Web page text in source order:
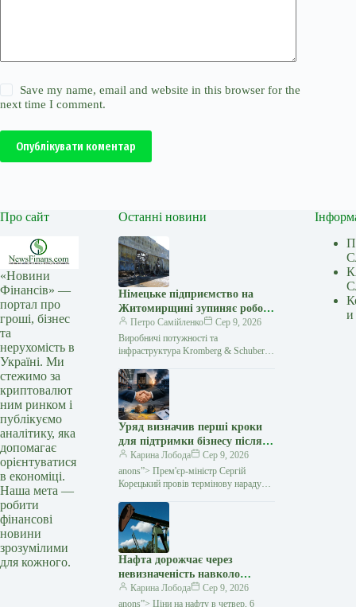
Save my name, email and website in this browser for the
next time I comment.
Опублікувати коментар
Про сайт
«Новини
Фінансів» —
портал про
гроші, бізнес
та
нерухомість в
Україні. Ми
стежимо за
криптовалют
ним ринком і
публікуємо
аналітику, яка
допомагає
орієнтуватися
в економіці.
Наша мета —
робити
фінансові
новини
зрозумілими
для кожного.
Останні новини
Німецьке підприємство на
Житомирщині зупиняє роботу
після атаки РФ
Петро Самійленко
Сер 9, 2026
Виробничі потужності та
інфраструктура Kromberg & Schubert
Підприємство Kromberg & Schubert
тимчасово припиняє роботу після
російської атаки.…
Уряд визначив перші кроки
для підтримки бізнесу після
російських атак — Мінфін
Карина Лобода
Сер 9, 2026
anons”> Прем'єр-міністр Сергій
Корецький провів термінову нараду
та логістичних компаній після серії
російських ударів
Нафта дорожчає через
невизначеність навколо
переговорів Ірану та Оману
— Мінфін
Карина Лобода
Сер 9, 2026
anons”> Ціни на нафту в четвер, 6
и